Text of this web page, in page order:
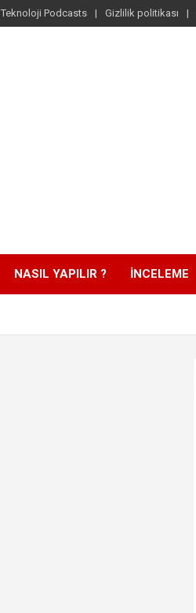
Teknoloji Podcasts Gizlilik politikası
NASIL YAPILIR ? İNCELEME